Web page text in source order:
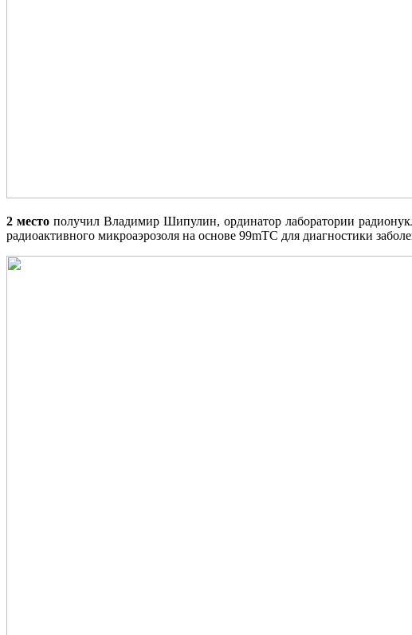
2 местополучил Владимир Шипулин, ординатор лаборатории
радиоактивного микроаэрозоля на основе 99mТС для диагностики